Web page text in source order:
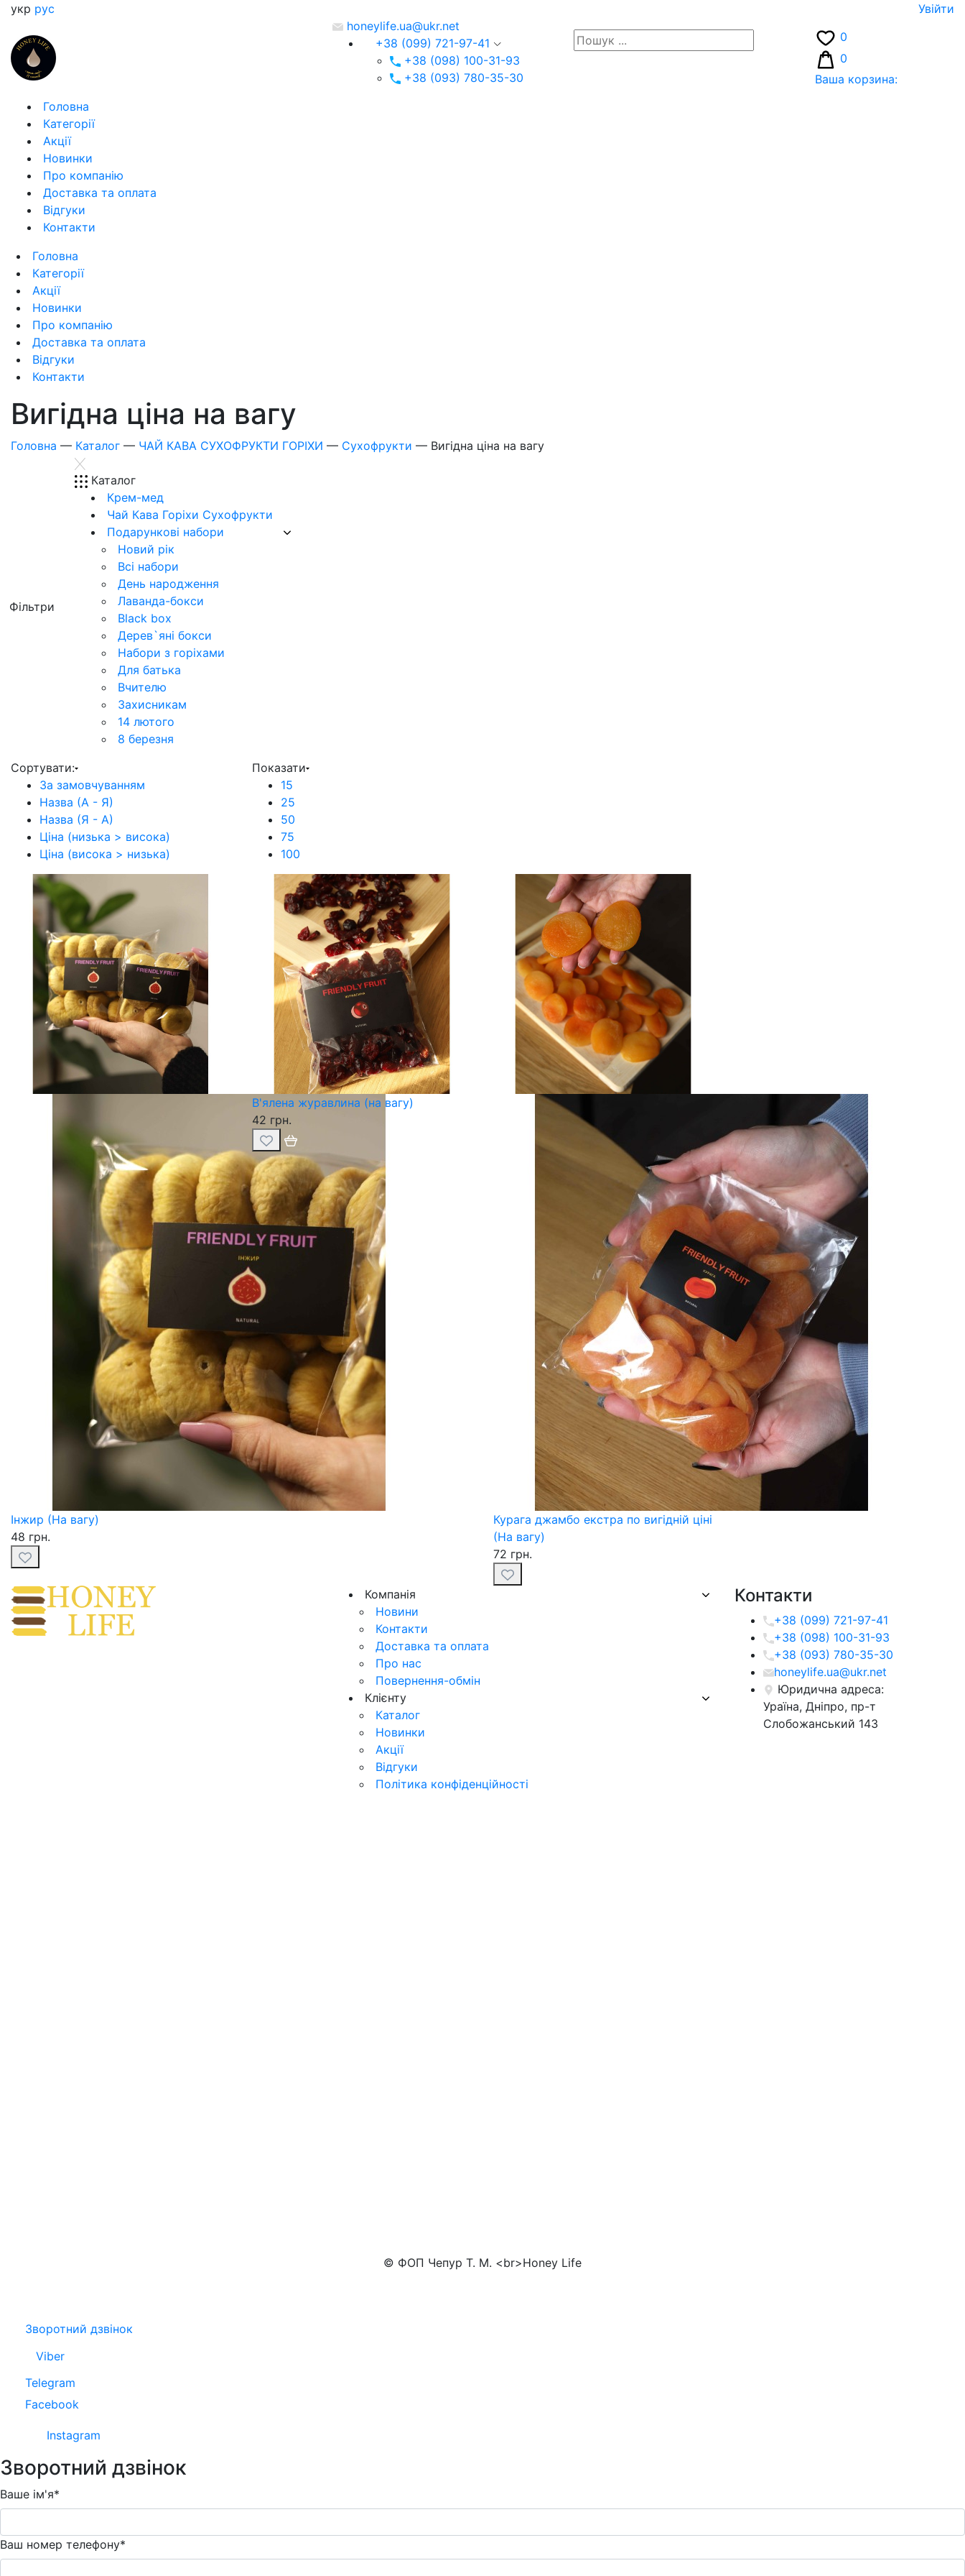
укр рус
Увiйти
honeylife.ua@ukr.net
+38 (099) 721-97-41
+38 (098) 100-31-93
+38 (093) 780-35-30
0
0
Ваша корзина:
Головна
Категорії
Акції
Новинки
Про компанію
Доставка та оплата
Відгуки
Контакти
Головна
Категорії
Акції
Новинки
Про компанію
Доставка та оплата
Відгуки
Контакти
Вигідна ціна на вагу
Головна — Каталог — ЧАЙ КАВА СУХОФРУКТИ ГОРІХИ — Сухофрукти — Вигідна ціна на вагу
Фiльтри
Каталог
Крем-мед
Чай Кава Горіхи Сухофрукти
Подарункові набори
Новий рік
Всі набори
День народження
Лаванда-бокси
Black box
Дерев`‎яні бокси
Набори з горіхами
Для батька
Вчителю
Захисникам
14 лютого
8 березня
Сортувати:
За замовчуванням
Назва (А - Я)
Назва (Я - А)
Ціна (низька > висока)
Ціна (висока > низька)
Показати
15
25
50
75
100
Інжир (На вагу)
48 грн.
В'ялена журавлина (на вагу)
42 грн.
Курага джамбо екстра по вигідній ціні
(На вагу)
72 грн.
Компанія
Новини
Контакти
Доставка та оплата
Про нас
Повернення-обмін
Клієнту
Каталог
Новинки
Акції
Відгуки
Політика конфіденційності
Контакти
+38 (099) 721-97-41
+38 (098) 100-31-93
+38 (093) 780-35-30
honeylife.ua@ukr.net
Юридична адреса:
Ураїна, Дніпро, пр-т
Слобожанський 143
© ФОП Чепур Т. М. <br>Honey Life
Зворотний дзвінок
Viber
Telegram
Facebook
Instagram
Зворотний дзвінок
Ваше ім'я*
Ваш номер телефону*